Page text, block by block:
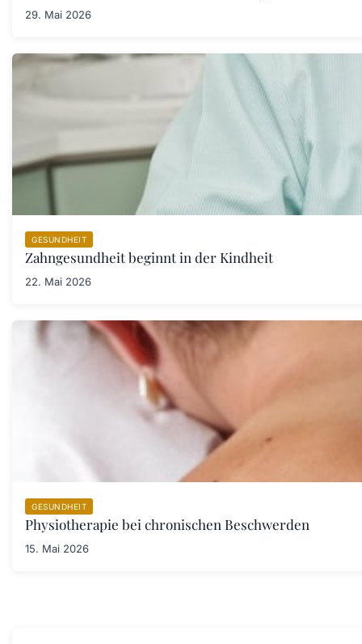
29. Mai 2026
GESUNDHEIT
Zahngesundheit beginnt in der Kindheit
22. Mai 2026
GESUNDHEIT
Physiotherapie bei chronischen Beschwerden
15. Mai 2026